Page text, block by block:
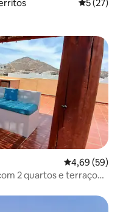
5 de uma
5 (27)
4,69 de uma
4,69 (59)
2 quartos e terraço